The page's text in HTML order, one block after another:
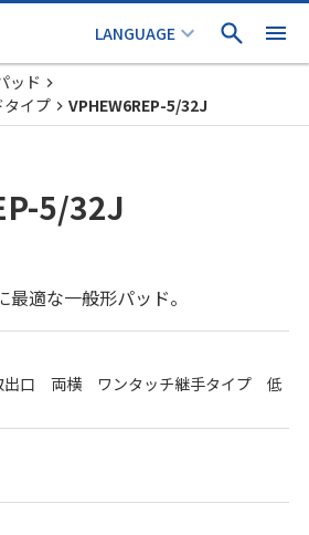
ッド
イプ
VPHEW6REP-5/32J
5/32J
適な一般形パッド。
口 両横 ワンタッチ継手タイプ 低